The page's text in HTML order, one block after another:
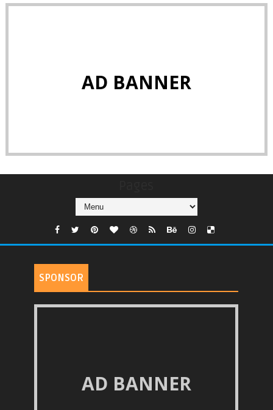
AD BANNER
SPONSOR
AD BANNER